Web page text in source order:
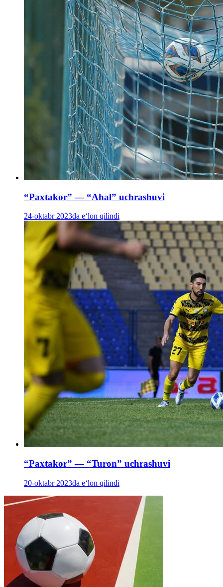
“Paxtakor” — “Ahal” uchrashuvi
24-oktabr 2023da e‘lon qilindi
“Paxtakor” — “Turon” uchrashuvi
20-oktabr 2023da e‘lon qilindi